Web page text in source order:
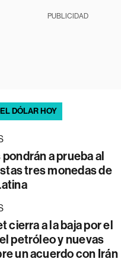
PUBLICIDAD
DÓLAR HOY
a prueba al
tres monedas de
cierra a la baja por el
petróleo y nuevas
un acuerdo con Irán